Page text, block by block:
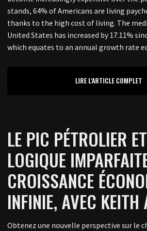
stands, 64% of Americans are living
thanks to the high cost of living. The
United States has increased by 17.11%
which equates to an annual growth rate
LIRE L'ARTICLE COMPLET
LE PIC PÉTROLIER
LOGIQUE
CROISSANCE
INFINIE, AVEC KEITH
Obtenez une nouvelle perspective sur le